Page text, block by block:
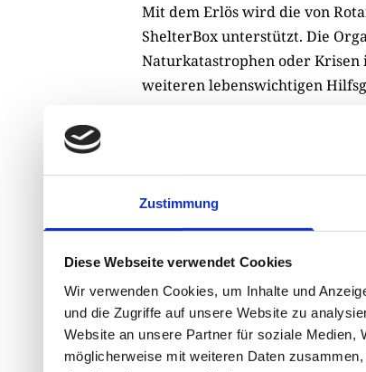
Zustimmung
Diese Webseite verwendet Cookies
Wir verwenden Cookies, um Inhalte und
und die Zugriffe auf unsere Website zu
Website an unsere Partner für soziale Medien,
möglicherweise mit weiteren Daten
Mit dem Erlös wird die von
ShelterBox unterstützt. Die
Naturkatastrophen oder
weiteren lebenswichtigen
„Mit unserem
Ilona Johannsen.
soll die Charity-Aktion wieder
Teilen
Sharing
Optionen
öffnen
Drucken